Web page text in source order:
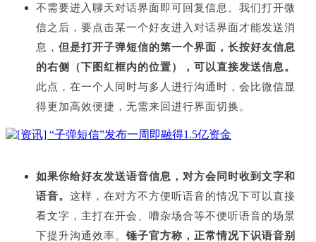
不需要进入聊天对话界面即可回复信息。我们打开微
信之后，要点击某一个好友进入对话界面才能发送消
息，但是打开子弹短信的第一个界面，长按好友信息
的右侧（下图红框内的位置），可以直接发送信息。
此点，在一个人同时与多人进行沟通时，会比微信显
得更加高效便捷，无需来回进行界面切换。
如果你给好友发送语音信息，对方会同时收到文字和
语音。这样，在对方不方便听语音的情况下可以直接
看文字，主打在开会、嘈杂场合等不便听语音的场景
下提升沟通效率。锤子官方称，正常情况下识语音别